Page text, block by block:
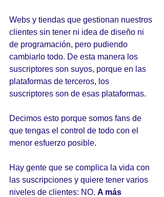
Webs y tiendas que gestionan nuestros
clientes sin tener ni idea de diseño ni
de programación, pero pudiendo
cambiarlo todo. De esta manera los
suscriptores son suyos, porque en las
plataformas de terceros, los
suscriptores son de esas plataformas.
Decimos esto porque somos fans de
que tengas el control de todo con el
menor esfuerzo posible.
Hay gente que se complica la vida con
las suscripciones y quiere tener varios
niveles de clientes: NO. A más